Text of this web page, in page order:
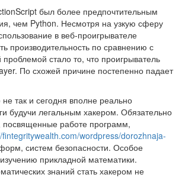
был более предпочтительным
чем Python. Несмотря на узкую сферу
в веб-проигрывателе
производительность по сравнению с
стало то, что проигрыватель
По схожей причине постепенно падает
так и сегодня вполне реально
будучи легальным хакером. Обязательно
посвященные работе программ,
fintegritywealth.com/wordpress/dorozhnaja-
систем безопасности. Особое
прикладной математики.
знаний стать хакером не